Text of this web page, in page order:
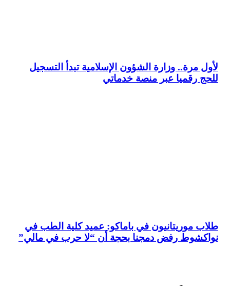
لأول مرة.. وزارة الشؤون الإسلامية تبدأ التسجيل
للحج رقميا عبر منصة خدماتي
طلاب موريتانيون في باماكو: عميد كلية الطب في
نواكشوط رفض دمجنا بحجة أن “لا حرب في مالي”